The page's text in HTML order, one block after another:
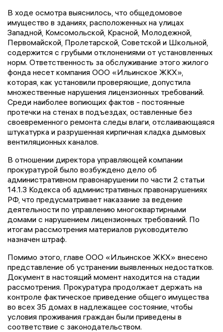
В ходе осмотра выяснилось, что общедомовое
имущество в зданиях, расположенных на улицах
Западной, Комсомольской, Красной, Молодежной,
Первомайской, Пролетарской, Советской и Школьной,
содержится с грубыми отклонениями от установленных
норм. Ответственность за обслуживание этого жилого
фонда несет компания ООО «Ильинское ЖКХ»,
которая, как установили проверяющие, допустила
множественные нарушения лицензионных требований.
Среди наиболее вопиющих фактов - постоянные
протечки на стенах в подъездах, оставленные без
своевременного ремонта следы влаги, отслаивающаяся
штукатурка и разрушенная кирпичная кладка дымовых
вентиляционных каналов.
В отношении директора управляющей компании
прокуратурой было возбуждено дело об
административном правонарушении по части 2 статьи
14.1.3 Кодекса об административных правонарушениях
РФ, что предусматривает наказание за ведение
деятельности по управлению многоквартирными
домами с нарушением лицензионных требований. По
итогам рассмотрения материалов руководителю
назначен штраф.
Помимо этого, главе ООО «Ильинское ЖКХ» внесено
представление об устранении выявленных недостатков.
Документ в настоящий момент находится на стадии
рассмотрения. Прокуратура продолжает держать на
контроле фактическое приведение общего имущества
во всех 35 домах в надлежащее состояние, чтобы
условия проживания граждан были приведены в
соответствие с законодательством.